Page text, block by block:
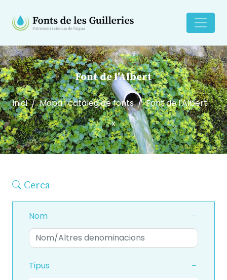
Font de l'Albert
Inici Mapa i catàleg de fonts
Font de l'Albert
x
Cerca
Nom
Tipus